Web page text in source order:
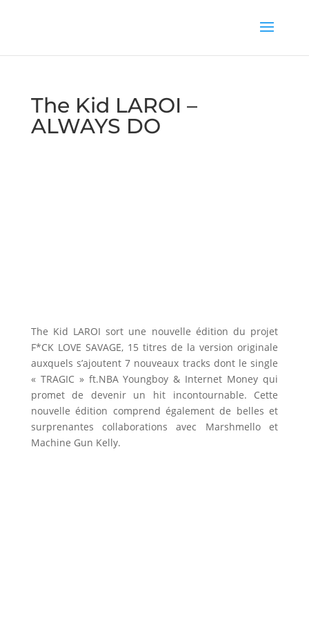
The Kid LAROI –
ALWAYS DO
The Kid LAROI sort une nouvelle édition du projet
F*CK LOVE SAVAGE, 15 titres de la version originale
auxquels s’ajoutent 7 nouveaux tracks dont le single
« TRAGIC » ft.NBA Youngboy & Internet Money qui
promet de devenir un hit incontournable. Cette
nouvelle édition comprend également de belles et
surprenantes collaborations avec Marshmello et
Machine Gun Kelly.